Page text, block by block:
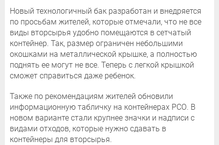
Новый технологичный бак разработан и внедряется
по просьбам жителей, которые отмечали, что не все
виды вторсырья удобно помещаются в сетчатый
контейнер. Так, размер ограничен небольшими
окошками на металлической крышке, а полностью
поднять ее могут не все. Теперь с легкой крышкой
сможет справиться даже ребенок.
Также по рекомендациям жителей обновили
информационную табличку на контейнерах РСО. В
новом варианте стали крупнее значки и надписи с
видами отходов, которые нужно сдавать в
контейнеры для вторсырья.